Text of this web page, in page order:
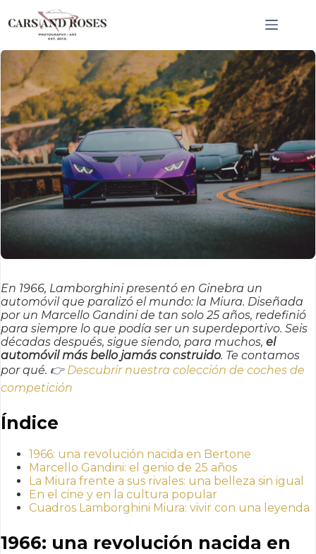
CNRCSS; }, 20);
al
En 1966, Lamborghini presentó en Ginebra un
automóvil que paralizó el mundo: la Miura. Diseñada
por un Marcello Gandini de tan solo 25 años, redefinió
para siempre lo que podía ser un superdeportivo. Seis
décadas después, sigue siendo, para muchos, el
automóvil más bello jamás construido. Te contamos
por qué. 👉 Descubrir nuestra colección de coches de
competición
Índice
1966: una revolución nacida en Bertone
Marcello Gandini: el genio de 25 años
La Miura frente a sus rivales: una belleza sin igual
En el cine y en la cultura popular
Cuadros Lamborghini Miura: vivir con una leyenda
1966: una revolución nacida en